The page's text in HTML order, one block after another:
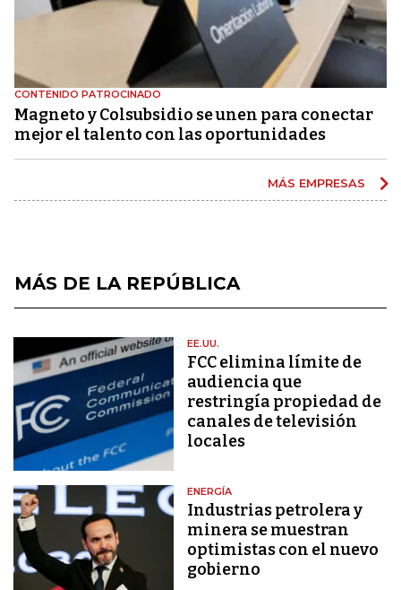
CONTENIDO PATROCINADO
Magneto y Colsubsidio se unen para conectar
mejor el talento con las oportunidades
MÁS EMPRESAS
MÁS DE LA REPÚBLICA
EE.UU.
FCC elimina límite de
audiencia que
restringía propiedad de
canales de televisión
locales
ENERGÍA
Industrias petrolera y
minera se muestran
optimistas con el nuevo
gobierno